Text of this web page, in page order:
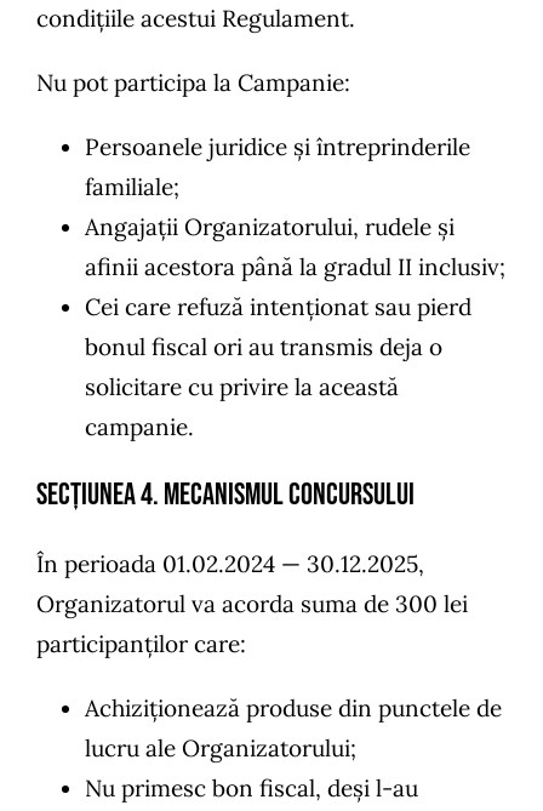
condițiile acestui Regulament.
Nu pot participa la Campanie:
Persoanele juridice și întreprinderile
familiale;
Angajații Organizatorului, rudele și
afinii acestora până la gradul II inclusiv;
Cei care refuză intenționat sau pierd
bonul fiscal ori au transmis deja o
solicitare cu privire la această
campanie.
SECȚIUNEA 4. Mecanismul concursului
În perioada 01.02.2024 — 30.12.2025,
Organizatorul va acorda suma de 300 lei
participanților care:
Achiziționează produse din punctele de
lucru ale Organizatorului;
Nu primesc bon fiscal, deși l-au